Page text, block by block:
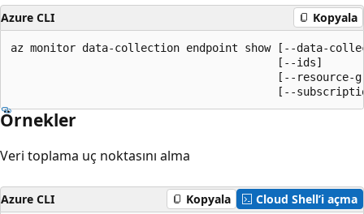
Azure CLI Kopyala
az monitor data-collection endpoint show [--data-
                                         [--ids]
[--resource-
[--
Örnekler
Veri toplama uç noktasını alma
Azure CLI Kopyala Cloud Shell’i açma